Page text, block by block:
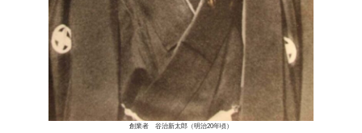
創業者 谷治新太郎（明治20年頃）